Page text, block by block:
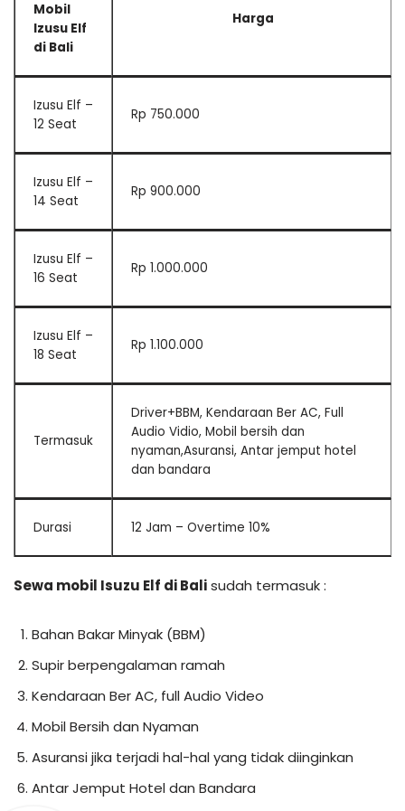
Mobil
Izusu Elf
di Bali
Harga
Izusu Elf –
12 Seat
Rp 750.000
Izusu Elf –
14 Seat
Rp 900.000
Izusu Elf –
16 Seat
Rp 1.000.000
Izusu Elf –
18 Seat
Rp 1.100.000
Termasuk
Driver+BBM, Kendaraan Ber AC, Full
Audio Vidio, Mobil bersih dan
nyaman,Asuransi, Antar jemput hotel
dan bandara
Durasi 12 Jam – Overtime 10%
Sewa mobil Isuzu Elf di Balisudah termasuk :
Bahan Bakar Minyak (BBM)
Supir berpengalaman ramah
Kendaraan Ber AC, full Audio Video
Mobil Bersih dan Nyaman
Asuransi jika terjadi hal-hal yang tidak diinginkan
Antar Jemput Hotel dan Bandara